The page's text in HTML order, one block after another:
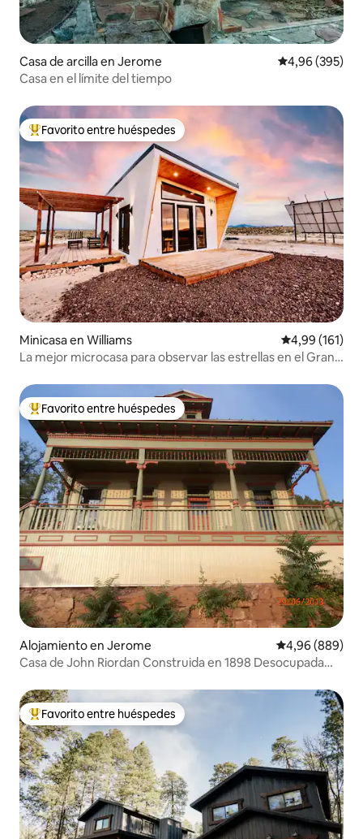
Casa de arcilla en Jerome Calificación
4,96 (395)
Casa en el límite del tiempo
Favorito entre los huéspedes más destacados
Favorito entre huéspedes
Minicasa en Williams Calificación
4,99 (161)
La mejor microcasa para observar las estrellas en el Gran
Favorito entre los huéspedes más destacados
Favorito entre huéspedes
Alojamiento en Jerome Calificación
4,96 (889)
Casa de John Riordan Construida en 1898 Desocupada
Favorito entre los huéspedes más destacados
Favorito entre huéspedes